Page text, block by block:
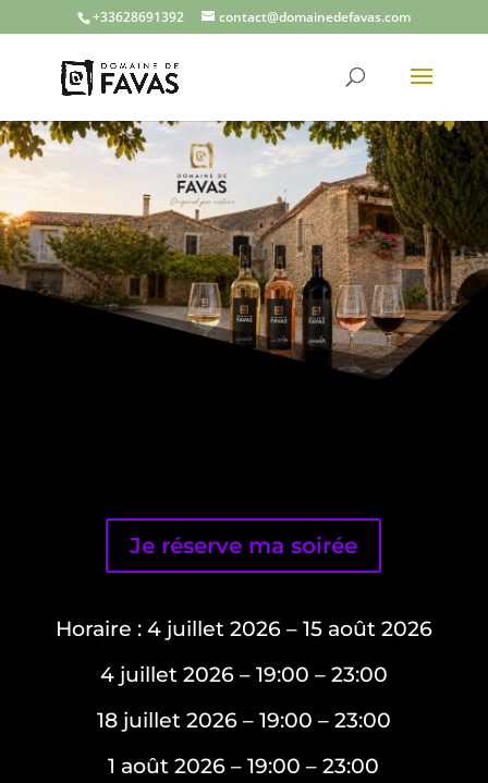
+33628691392 contact@domainedefavas.com
Je réserve ma soirée
Horaire : 4 juillet 2026 – 15 août 2026
4 juillet 2026– 19:00 – 23:00
18 juillet 2026– 19:00 – 23:00
1 août 2026 – 19:00 – 23:00